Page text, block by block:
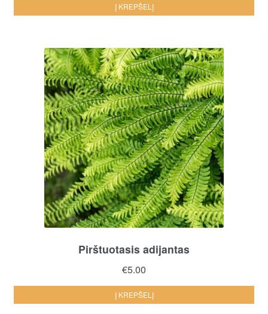
Į KREPŠELĮ
Pirštuotasis adijantas
€5.00
Į KREPŠELĮ